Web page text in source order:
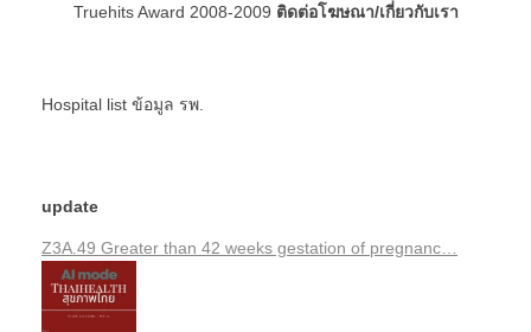
Truehits Award 2008-2009 ติดต่อโฆษณา/เกี่ยวกับเรา
Hospital list ข้อมูล รพ.
update
Z3A.49 Greater than 42 weeks gestation of pregnanc…